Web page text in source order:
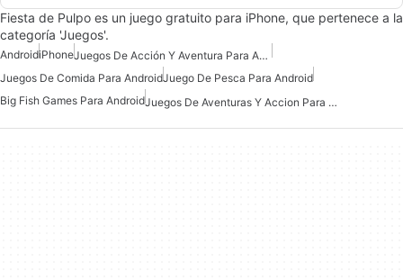
Fiesta de Pulpo es un juego gratuito para iPhone, que pertenece a la
categoría 'Juegos'.
AndroidiPhone
Juegos De Acción Y Aventura Para Android
Juegos De Comida Para AndroidJuego De Pesca Para Android
Big Fish Games Para Android
Juegos De Aventuras Y Accion Para Android